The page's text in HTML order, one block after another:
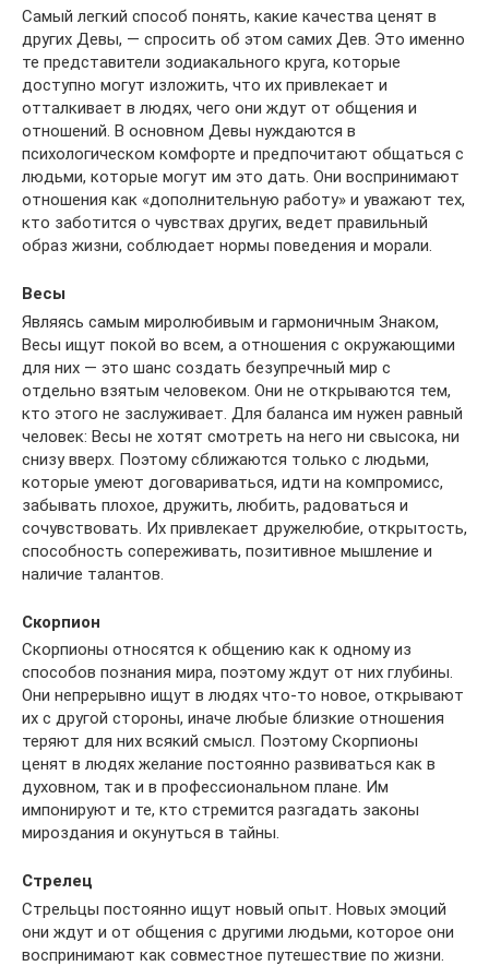
Самый легкий способ понять, какие качества ценят в
других Девы, — спросить об этом самих Дев. Это именно
те представители зодиакального круга, которые
доступно могут изложить, что их привлекает и
отталкивает в людях, чего они ждут от общения и
отношений. В основном Девы нуждаются в
психологическом комфорте и предпочитают общаться с
людьми, которые могут им это дать. Они воспринимают
отношения как «дополнительную работу» и уважают тех,
кто заботится о чувствах других, ведет правильный
образ жизни, соблюдает нормы поведения и морали.
Весы
Являясь самым миролюбивым и гармоничным Знаком,
Весы ищут покой во всем, а отношения с окружающими
для них — это шанс создать безупречный мир с
отдельно взятым человеком. Они не открываются тем,
кто этого не заслуживает. Для баланса им нужен равный
человек: Весы не хотят смотреть на него ни свысока, ни
снизу вверх. Поэтому сближаются только с людьми,
которые умеют договариваться, идти на компромисс,
забывать плохое, дружить, любить, радоваться и
сочувствовать. Их привлекает дружелюбие, открытость,
способность сопереживать, позитивное мышление и
наличие талантов.
Скорпион
Скорпионы относятся к общению как к одному из
способов познания мира, поэтому ждут от них глубины.
Они непрерывно ищут в людях что-то новое, открывают
их с другой стороны, иначе любые близкие отношения
теряют для них всякий смысл. Поэтому Скорпионы
ценят в людях желание постоянно развиваться как в
духовном, так и в профессиональном плане. Им
импонируют и те, кто стремится разгадать законы
мироздания и окунуться в тайны.
Стрелец
Стрельцы постоянно ищут новый опыт. Новых эмоций
они ждут и от общения с другими людьми, которое они
воспринимают как совместное путешествие по жизни.